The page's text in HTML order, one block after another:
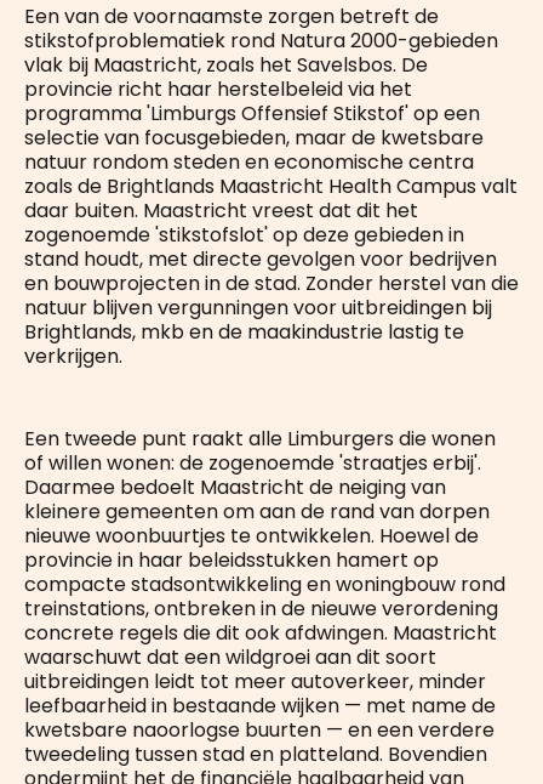
Een van de voornaamste zorgen betreft de
stikstofproblematiek rond Natura 2000-gebieden
vlak bij Maastricht, zoals het Savelsbos. De
provincie richt haar herstelbeleid via het
programma 'Limburgs Offensief Stikstof' op een
selectie van focusgebieden, maar de kwetsbare
natuur rondom steden en economische centra
zoals de Brightlands Maastricht Health Campus valt
daar buiten. Maastricht vreest dat dit het
zogenoemde 'stikstofslot' op deze gebieden in
stand houdt, met directe gevolgen voor bedrijven
en bouwprojecten in de stad. Zonder herstel van die
natuur blijven vergunningen voor uitbreidingen bij
Brightlands, mkb en de maakindustrie lastig te
verkrijgen.
Een tweede punt raakt alle Limburgers die wonen
of willen wonen: de zogenoemde 'straatjes erbij'.
Daarmee bedoelt Maastricht de neiging van
kleinere gemeenten om aan de rand van dorpen
nieuwe woonbuurtjes te ontwikkelen. Hoewel de
provincie in haar beleidsstukken hamert op
compacte stadsontwikkeling en woningbouw rond
treinstations, ontbreken in de nieuwe verordening
concrete regels die dit ook afdwingen. Maastricht
waarschuwt dat een wildgroei aan dit soort
uitbreidingen leidt tot meer autoverkeer, minder
leefbaarheid in bestaande wijken — met name de
kwetsbare naoorlogse buurten — en een verdere
tweedeling tussen stad en platteland. Bovendien